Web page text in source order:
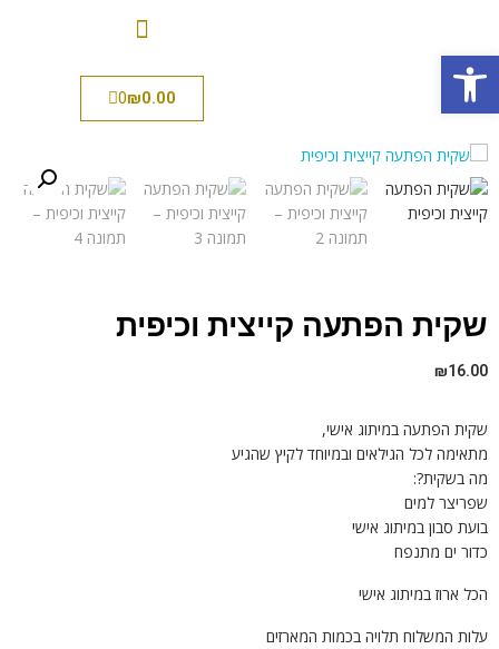
פתח סרגל נגישות
₪0.00
0
שקית הפתעה קייצית וכיפית
₪16.00
שקית הפתעה במיתוג אישי,
מתאימה לכל הגילאים ובמיוחד לקיץ שהגיע
מה בשקית?:
שפריצר למים
בועת סבון במיתוג אישי
כדור ים מתנפח
הכל ארוז במיתוג אישי
עלות המשלוח תלויה בכמות המארזים